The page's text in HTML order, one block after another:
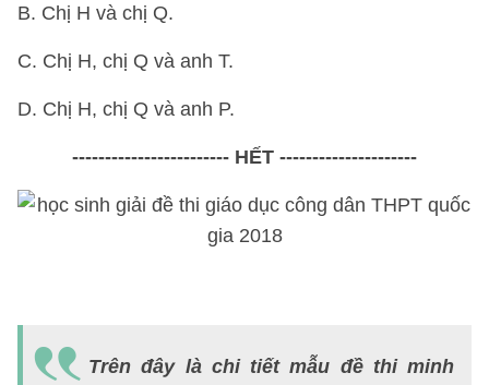
B. Chị H và chị Q.
C. Chị H, chị Q và anh T.
D. Chị H, chị Q và anh P.
------------------------ HẾT ---------------------
Trên đây là chi tiết mẫu đề thi minh